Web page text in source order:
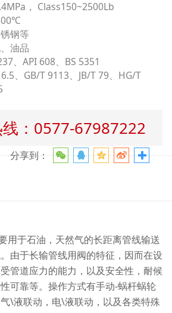
， Class150~2500Lb
钢等
油品
、API 608、BS 5351
、GB/T 9113、JB/T 79、HG/T
：0577-67987222
分享到：
于石油，天然气的长距离管线输送
由于长输管线用阀的特征，因而在设
管道应力的能力，以及安全性，耐候
可靠等。操作方式有手动-蜗杆蜗轮
\液联动，电\液联动，以及各类特殊